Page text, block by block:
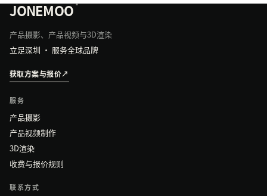
JONEMOO ®
产品摄影、产品视频与3D渲染
立足深圳 · 服务全球品牌
获取方案与报价↗
服务
产品摄影
产品视频制作
3D渲染
收费与报价规则
联系方式